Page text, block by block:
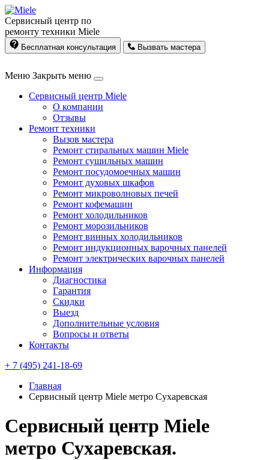
Сервисный центр по
ремонту техники Miele
Бесплатная консультация Вызвать мастера
Меню Закрыть меню
Сервисный центр Miele
О компании
Отзывы
Ремонт техники
Вызов мастера
Ремонт стиральных машин Miele
Ремонт сушильных машин
Ремонт посудомоечных машин
Ремонт духовых шкафов
Ремонт микроволновых печей
Ремонт кофемашин
Ремонт холодильников
Ремонт морозильников
Ремонт винных холодильников
Ремонт индукционных варочных панелей
Ремонт электрических варочных панелей
Информация
Диагностика
Гарантия
Скидки
Выезд
Дополнительные условия
Вопросы и ответы
Контакты
+ 7 (495) 241-18-69
Главная
Сервисный центр Miele метро Сухаревская
Сервисный центр Miele
метро Сухаревская.